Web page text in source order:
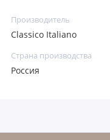
Производитель
Classico Italiano
Страна производства
Россия